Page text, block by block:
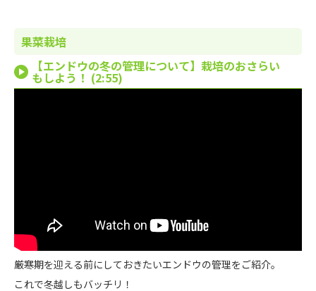
果菜栽培
【エンドウの冬の管理について】栽培のおさらい
もしよう！ (2:55)
厳寒期を迎える前にしておきたいエンドウの管理をご紹介。
これで冬越しもバッチリ！